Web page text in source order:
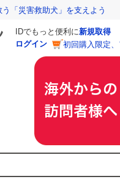
「災害救助犬」を支えよう
IDでもっと便利に新規取得
ログイン
初回購入限定